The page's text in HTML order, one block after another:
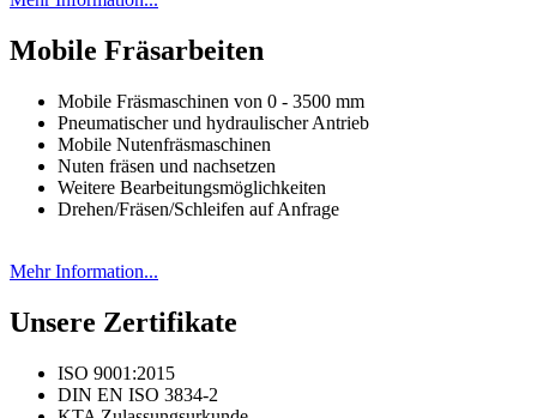
Mobile Fräsarbeiten
Mobile Fräsmaschinen von 0 - 3500 mm
Pneumatischer und hydraulischer Antrieb
Mobile Nutenfräsmaschinen
Nuten fräsen und nachsetzen
Weitere Bearbeitungsmöglichkeiten
Drehen/Fräsen/Schleifen auf Anfrage
Mehr Information...
Unsere Zertifikate
ISO 9001:2015
DIN EN ISO 3834-2